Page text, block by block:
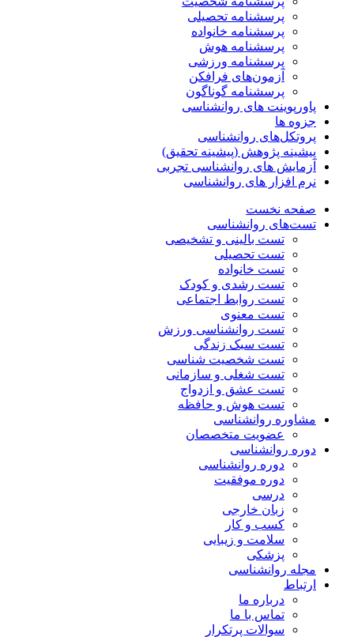
پرسشنامه تحصیلی
پرسشنامه خانواده
پرسشنامه هوش
پرسشنامه ورزشی
آزمون‌های فرافکن
پرسشنامه گوناگون
پاورپوینت های روانشناسی
جزوه ها
پروتکل‌های روانشناسی
پیشینه پژوهش (پیشینه تحقیق)
آزمایش های روانشناسی تجربی
نرم افزار های روانشناسی
صفحه نخست
تست‌های روانشناسی
تست بالینی و تشخیصی
تست تحصیلی
تست خانواده
تست رشدی و کودک
تست روابط اجتماعی
تست معنوی
تست روانشناسی ورزش
تست سبک زندگی
تست شخصیت شناسی
تست شغلی و سازمانی
تست عشق و ازدواج
تست هوش و حافظه
مشاوره روانشناسی
عضویت متخصصان
دوره روانشناسی
دوره روانشناسی
دوره موفقیت
درسی
زبان خارجی
کسب و کار
سلامت و زیبایی
پزشکی
مجله روانشناسی
ارتباط
درباره ما
تماس با ما
سوالات پرتکرار